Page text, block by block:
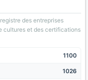
des entreprises
cultures et des certifications
1100
1026